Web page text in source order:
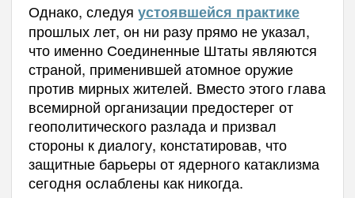
Однако, следуя устоявшейся практике
прошлых лет, он ни разу прямо не указал,
что именно Соединенные Штаты являются
страной, применившей атомное оружие
против мирных жителей. Вместо этого глава
всемирной организации предостерег от
геополитического разлада и призвал
стороны к диалогу, констатировав, что
защитные барьеры от ядерного катаклизма
сегодня ослаблены как никогда.